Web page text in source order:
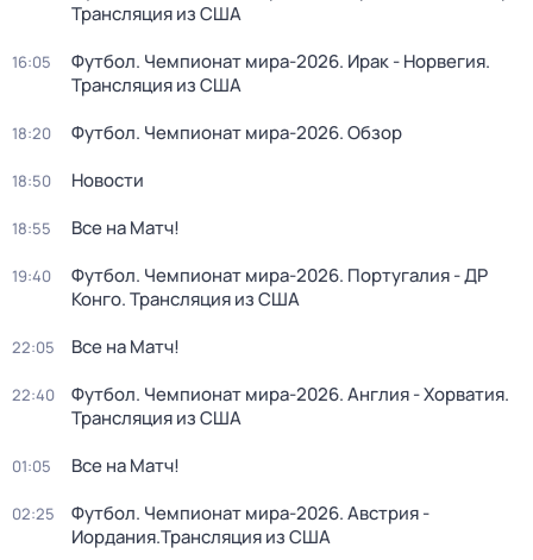
Трансляция из США
16:05
Футбол. Чемпионат мира-2026. Ирак - Норвегия.
Трансляция из США
18:20 Футбол. Чемпионат мира-2026. Обзор
18:50 Новости
18:55 Все на Матч!
19:40
Футбол. Чемпионат мира-2026. Португалия - ДР
Конго. Трансляция из США
22:05 Все на Матч!
22:40
Футбол. Чемпионат мира-2026. Англия - Хорватия.
Трансляция из США
01:05 Все на Матч!
02:25
Футбол. Чемпионат мира-2026. Австрия -
Иордания.Трансляция из США